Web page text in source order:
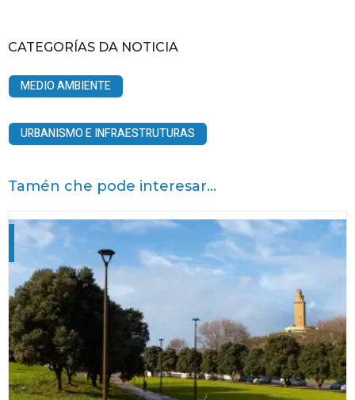
CATEGORÍAS DA NOTICIA
MEDIO AMBIENTE
URBANISMO E INFRAESTRUTURAS
Tamén che pode interesar...